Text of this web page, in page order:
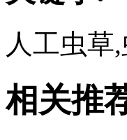
人工虫草
相关推